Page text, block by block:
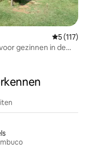
5 (117)
gezinnen in de